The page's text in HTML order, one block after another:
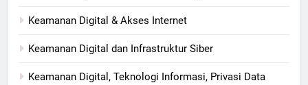
Keamanan Digital & Akses Internet
Keamanan Digital dan Infrastruktur Siber
Keamanan Digital, Teknologi Informasi, Privasi Data